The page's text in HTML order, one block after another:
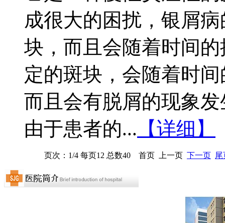
成很大的困扰，银屑
块，而且会随着时间
定的斑块，会随着时
而且会有脱屑的现象
由于患者的... 【详细】
页次：1/4 每页12 总数40 首页 上一页 下一页 尾